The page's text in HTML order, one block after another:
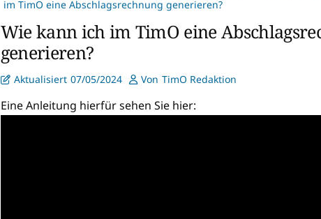
im TimO eine Abschlagsrechnung generieren?
Wie kann ich im TimO eine
generieren?
Aktualisiert 07/05/2024 Von TimO Redaktion
Eine Anleitung hierfür sehen Sie hier: